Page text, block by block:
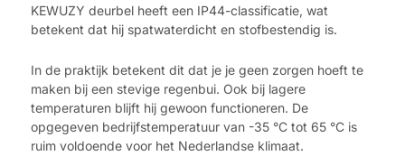
KEWUZY deurbel heeft een IP44-classificatie, wat
betekent dat hij spatwaterdicht en stofbestendig is.
In de praktijk betekent dit dat je je geen zorgen hoeft te
maken bij een stevige regenbui. Ook bij lagere
temperaturen blijft hij gewoon functioneren. De
opgegeven bedrijfstemperatuur van -35 °C tot 65 °C is
ruim voldoende voor het Nederlandse klimaat.